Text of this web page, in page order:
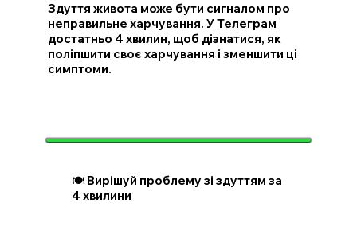
Здуття живота може бути сигналом про
неправильне харчування. У Телеграм
достатньо 4 хвилин, щоб дізнатися, як
поліпшити своє харчування і зменшити ці
симптоми.
🍽️ Вирішуй проблему зі здуттям за
4 хвилини